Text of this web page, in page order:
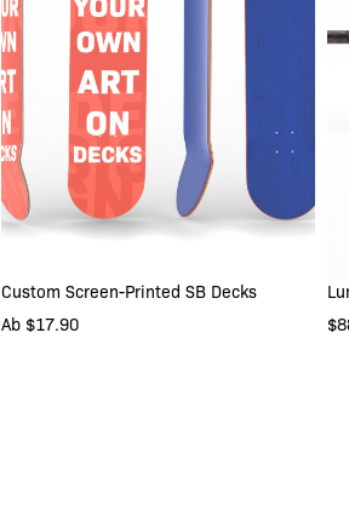
ONLY BOTTOM PRINT
Custom Screen-Printed SB Decks
Ab $17.90